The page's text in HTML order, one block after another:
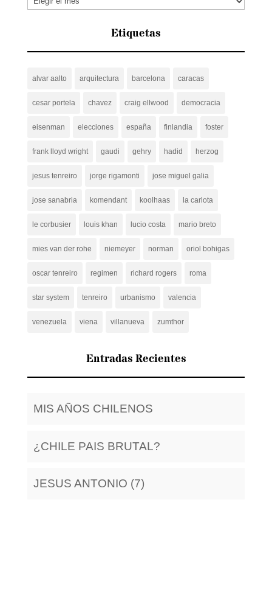
Etiquetas
alvar aalto arquitectura barcelona caracas
cesar portela chavez craig ellwood democracia
eisenman elecciones españa finlandia foster
frank lloyd wright gaudi gehry hadid herzog
jesus tenreiro jorge rigamonti jose miguel galia
jose sanabria komendant koolhaas la carlota
le corbusier louis khan lucio costa mario breto
mies van der rohe niemeyer norman oriol bohigas
oscar tenreiro regimen richard rogers roma
star system tenreiro urbanismo valencia
venezuela viena villanueva zumthor
Entradas Recientes
MIS AÑOS CHILENOS
¿CHILE PAIS BRUTAL?
JESUS ANTONIO (7)